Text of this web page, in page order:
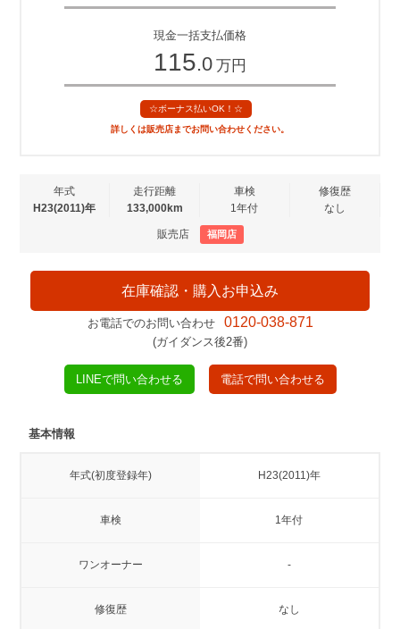
現金一括支払価格
115.0 万円
☆ボーナス払いOK！☆
詳しくは販売店までお問い合わせください。
年式
H23(2011)年
走行距離
133,000km
車検
1年付
修復歴
なし
販売店 福岡店
在庫確認・購入お申込み
お電話でのお問い合わせ 0120-038-871
(ガイダンス後2番)
LINEで問い合わせる 電話で問い合わせる
基本情報
年式(初度登録年) H23(2011)年
車検 1年付
ワンオーナー -
修復歴 なし